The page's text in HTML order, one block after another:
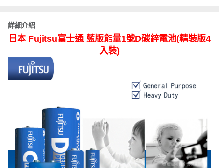
詳細介紹
日本 Fujitsu富士通 藍版能量1號D碳鋅電池(精裝版4
入裝)